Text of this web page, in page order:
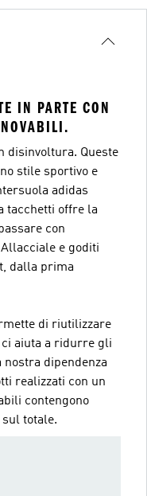
IN PARTE CON
disinvoltura. Queste
stile sportivo e
adidas
tacchetti offre la
con
e goditi
dalla prima
di riutilizzare
ci aiuta a ridurre gli
dipendenza
realizzati con un
contengono
totale.